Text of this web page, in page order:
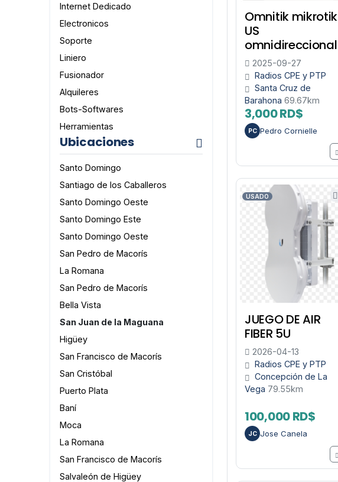
Internet Dedicado
Electronicos
Soporte
Liniero
Fusionador
Alquileres
Bots-Softwares
Herramientas
Ubicaciones
Santo Domingo
Santiago de los Caballeros
Santo Domingo Oeste
Santo Domingo Este
Santo Domingo Oeste
San Pedro de Macorís
La Romana
San Pedro de Macorís
Bella Vista
San Juan de la Maguana
Higüey
San Francisco de Macorís
San Cristóbal
Puerto Plata
Baní
Moca
La Romana
San Francisco de Macorís
Salvaleón de Higüey
Omnitik mikrotik
US
omnidireccional
2025-09-27
Radios CPE y PTP
Santa Cruz de
Barahona 69.67km
3,000 RD$
PC Pedro Cornielle
USADO
JUEGO DE AIR
FIBER 5U
2026-04-13
Radios CPE y PTP
Concepción de La
Vega 79.55km
100,000 RD$
JC Jose Canela